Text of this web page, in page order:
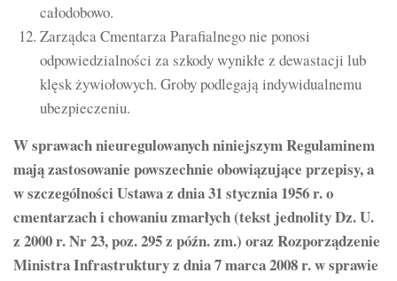
całodobowo.
Zarządca Cmentarza Parafialnego nie ponosi
odpowiedzialności za szkody wynikłe z dewastacji lub
klęsk żywiołowych. Groby podlegają indywidualnemu
ubezpieczeniu.
W sprawach nieuregulowanych niniejszym Regulaminem
mają zastosowanie powszechnie obowiązujące przepisy, a
w szczególności Ustawa z dnia 31 stycznia 1956 r. o
cmentarzach i chowaniu zmarłych (tekst jednolity Dz. U.
z 2000 r. Nr 23, poz. 295 z późn. zm.) oraz Rozporządzenie
Ministra Infrastruktury z dnia 7 marca 2008 r. w sprawie